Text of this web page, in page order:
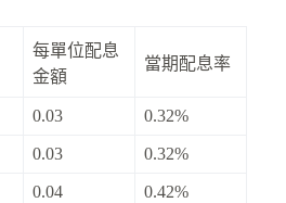
每單位配息
金額
當期配息率
0.03 0.32%
0.03 0.32%
0.04 0.42%